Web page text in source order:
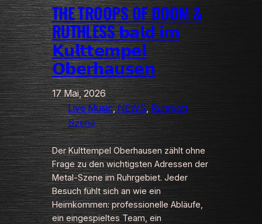
THE TROOPS OF DOOM &
RUTHLESS 𝗯𝗮𝗹𝗱 𝗶𝗺
𝗞𝘂𝗹𝘁𝘁𝗲𝗺𝗽𝗲𝗹
𝗢𝗯𝗲𝗿𝗵𝗮𝘂𝘀𝗲𝗻
17 Mai, 2026
Live Music, NEWS, Ruhrpott
Szene
Der Kulttempel Oberhausen zählt ohne
Frage zu den wichtigsten Adressen der
Metal‑Szene im Ruhrgebiet. Jeder
Besuch fühlt sich an wie ein
Heimkommen: professionelle Abläufe,
ein eingespieltes Team, ein